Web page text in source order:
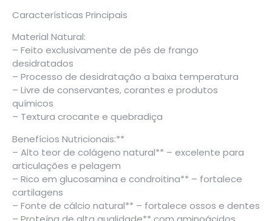
Características Principais
Material Natural:
– Feito exclusivamente de pés de frango
desidratados
– Processo de desidratação a baixa temperatura
– Livre de conservantes, corantes e produtos
químicos
– Textura crocante e quebradiça
Benefícios Nutricionais:**
– Alto teor de colágeno natural** – excelente para
articulações e pelagem
– Rico em glucosamina e condroitina** – fortalece
cartilagens
– Fonte de cálcio natural** – fortalece ossos e dentes